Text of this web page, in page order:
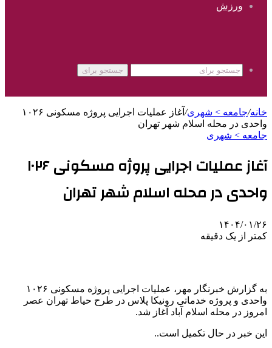
ورزش
جستجو برای
خانه/جامعه > شهری/
آغاز عملیات اجرایی پروژه مسکونی ۱۰۲۶
واحدی در محله اسلام شهر تهران
جامعه > شهری
آغاز عملیات اجرایی پروژه مسکونی ۱۰۲۶
واحدی در محله اسلام شهر تهران
۱۴۰۴/۰۱/۲۶
کمتر از یک دقیقه
به گزارش خبرنگار مهر، عملیات اجرایی پروژه مسکونی ۱۰۲۶
واحدی و پروژه خدماتی رونیکا پلاس در طرح حیاط تهران عصر
امروز در محله اسلام آباد آغاز شد.
این خبر در حال تکمیل است..